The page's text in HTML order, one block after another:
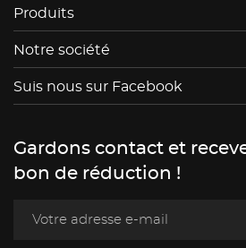
Produits
Notre société
Suis nous sur Facebook
Gardons contact et
bon de réduction !